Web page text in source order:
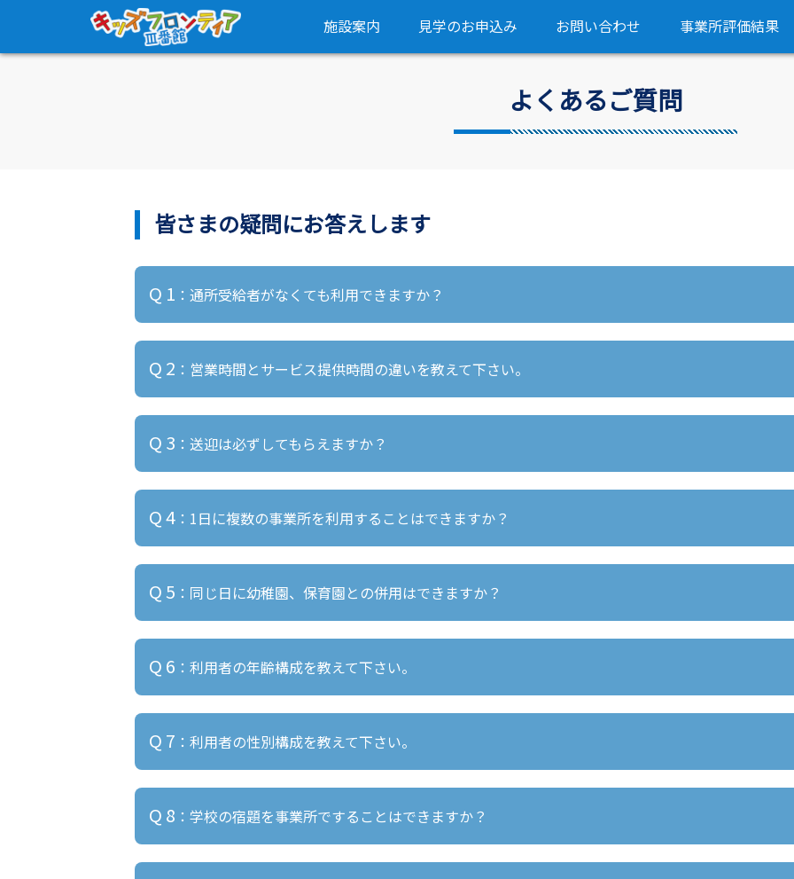
施設案内 見学のお申込み お問い合わせ 事業所評価結果
よくあるご質問
皆さまの疑問にお答えします
Q 1 ：通所受給者がなくても利用できますか？
Q 2 ：営業時間とサービス提供時間の違いを教えて下さい。
キッズフロンティア各事業所の営業時間は、午前9時から午後6時です。
サービス提供時間は、営業時間のうち療育・支援を行う時間をいいます。
Q 3 ：送迎は必ずしてもらえますか？
スが付くとは限りません。
あらかじめご了承ください。（送迎実績：85％）
Q 4 ：1日に複数の事業所を利用することはできますか？
※各市町村が運営母体となっている「こども発達センター」も弊所と同じ障害児通所支援事業所と
Q 5 ：同じ日に幼稚園、保育園との併用はできますか？
但し、幼稚園・保育園の終了後または午後2時以降に利用する場合は、キッズフロンティアⅡ番館（
Q 6 ：利用者の年齢構成を教えて下さい。
放課後等デイサービスの年齢構成は6歳3か月～11歳11か月です。平均年齢は8歳6か月です。（令和3
Q 7 ：利用者の性別構成を教えて下さい。
放課後等デイサービスの性別構成は、男子74.6％、女子26.4％です。（令和3年6月末日現在）
Q 8 ：学校の宿題を事業所ですることはできますか？